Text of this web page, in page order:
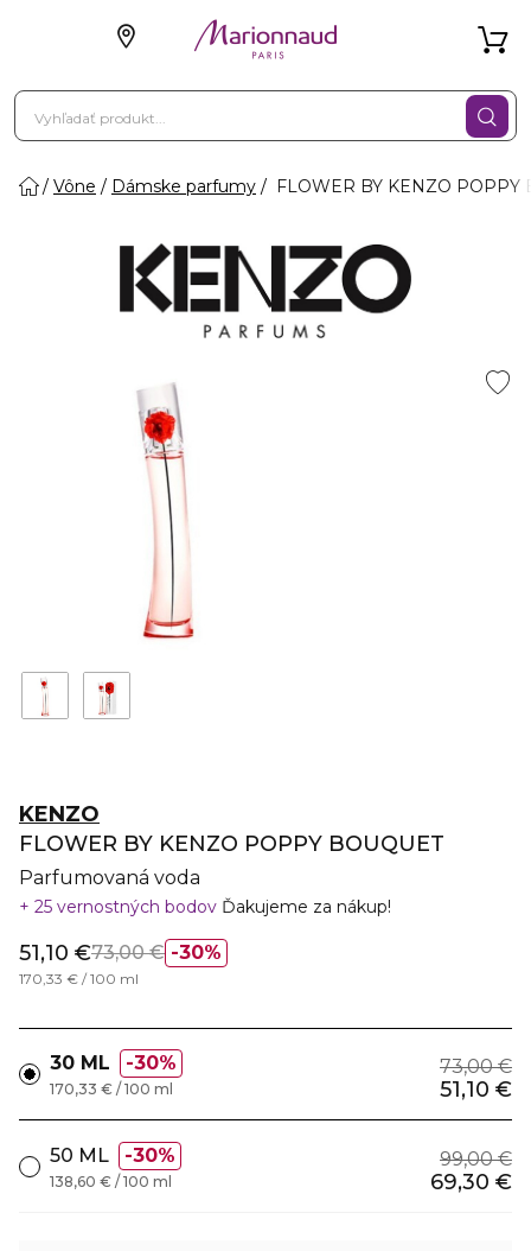
Vône Dámske parfumy FLOWER BY KENZO
KENZO
FLOWER BY KENZO POPPY BOUQUET
Parfumovaná voda
25 vernostných bodov Ďakujeme za nákup!
30%
51,10 €73,00 €
170,33 € / 100 ml
30 ML 30% 73,00 €
51,10 €
170,33 € / 100 ml
50 ML 30% 99,00 €
69,30 €
138,60 € / 100 ml